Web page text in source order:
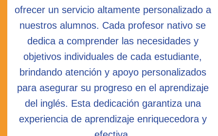
ofrecer un servicio altamente personalizado a
nuestros alumnos. Cada profesor nativo se
dedica a comprender las necesidades y
objetivos individuales de cada estudiante,
brindando atención y apoyo personalizados
para asegurar su progreso en el aprendizaje
del inglés. Esta dedicación garantiza una
experiencia de aprendizaje enriquecedora y